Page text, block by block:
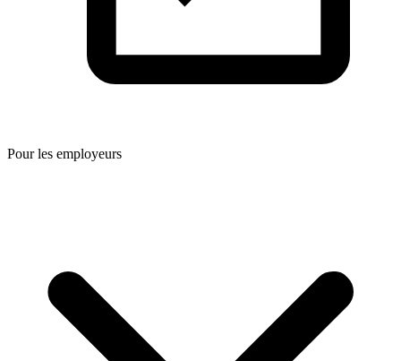
Pour les employeurs